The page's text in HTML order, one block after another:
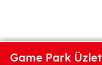
Game Park Üzlet